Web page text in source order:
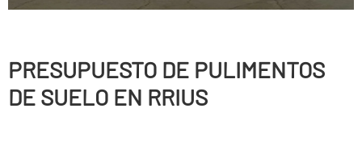
PRESUPUESTO DE PULIMENTOS
DE SUELO EN RRIUS